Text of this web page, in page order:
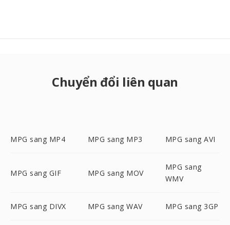
Chuyển đổi liên quan
MPG sang MP4 MPG sang MP3 MPG sang AVI
MPG sang GIF MPG sang MOV
MPG sang
WMV
MPG sang DIVX MPG sang WAV MPG sang 3GP